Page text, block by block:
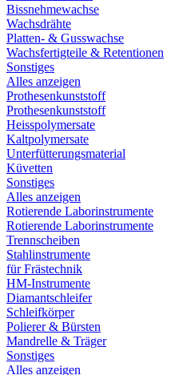
Bissnehmewachse
Wachsdrähte
Platten- & Gusswachse
Wachsfertigteile & Retentionen
Sonstiges
Alles anzeigen
Prothesenkunststoff
Prothesenkunststoff
Heisspolymersate
Kaltpolymersate
Unterfütterungsmaterial
Küvetten
Sonstiges
Alles anzeigen
Rotierende Laborinstrumente
Rotierende Laborinstrumente
Trennscheiben
Stahlinstrumente
für Frästechnik
HM-Instrumente
Diamantschleifer
Schleifkörper
Polierer & Bürsten
Mandrelle & Träger
Sonstiges
Alles anzeigen